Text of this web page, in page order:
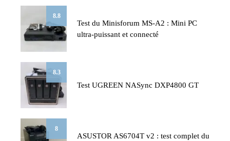
8.8
Test du Minisforum MS-A2 : Mini PC
ultra-puissant et connecté
8.3
Test UGREEN NASync DXP4800 GT
8
ASUSTOR AS6704T v2 : test complet du